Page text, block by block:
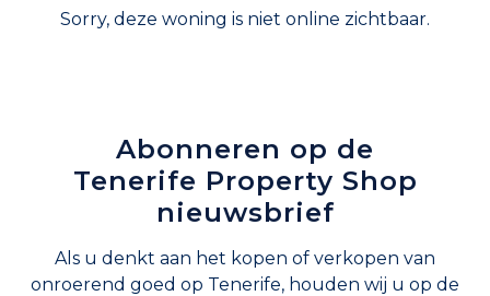
Sorry, deze woning is niet online zichtbaar.
Abonneren op de
Tenerife Property Shop
nieuwsbrief
Als u denkt aan het kopen of verkopen van
onroerend goed op Tenerife, houden wij u op de